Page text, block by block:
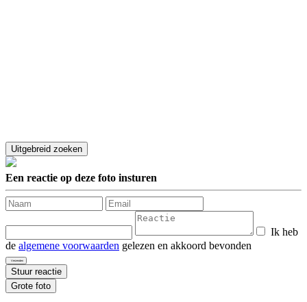
Een reactie op deze foto insturen
Ik heb
de algemene voorwaarden gelezen en akkoord bevonden